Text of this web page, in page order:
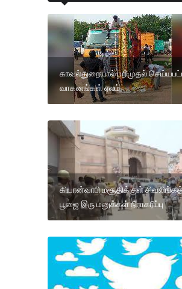
காவல்துறையால் பறிமுதல் செய்யபட்ட
வாகனங்கள் ஏலம்
கியான்வாபி மசூதிக்குள்
பூஜை இரு மனுக்கள் நிராகரிப்பு